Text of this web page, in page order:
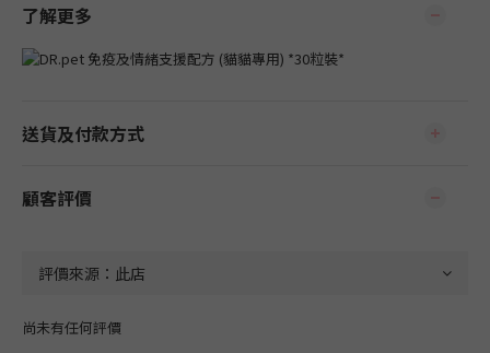
了解更多
送貨及付款方式
顧客評價
尚未有任何評價